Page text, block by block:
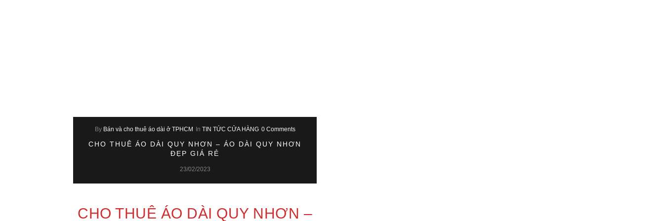
By Bán và cho thuê áo dài ở TPHCM In TIN TỨC CỬA HÀNG 0 Comments
CHO THUÊ ÁO DÀI QUY NHƠN – ÁO DÀI QUY NHƠN
ĐẸP GIÁ RẺ
23/02/2023
CHO THUÊ ÁO DÀI QUY NHƠN –